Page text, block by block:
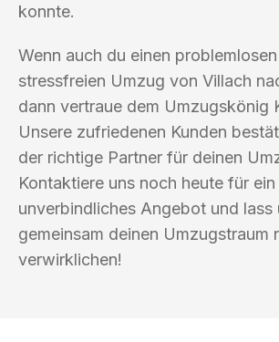
konnte.
Wenn auch du einen
stressfreien Umzug von Villach
dann vertraue dem Umzugskönig
Unsere zufriedenen Kunden
der richtige Partner für deinen
Kontaktiere uns noch heute für ein
unverbindliches Angebot und lass
gemeinsam deinen Umzugstraum
verwirklichen!